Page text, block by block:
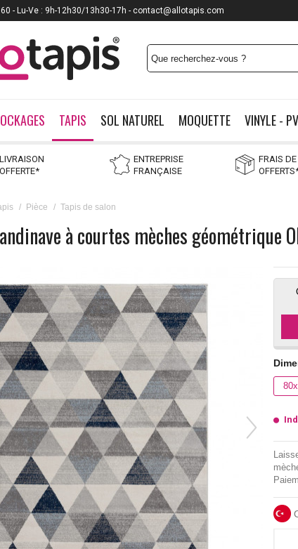
TAPIS SOL NATUREL MOQUETTE VINYLE -
LIVRAISON
OFFERTE*
ENTREPRISE
FRANÇAISE
FRAIS DE
/ Pièce / Tapis de salon
à courtes mèches géométrique
- Lu-Ve : 9h-12h30/13h30-17h - contact@allotapis.com